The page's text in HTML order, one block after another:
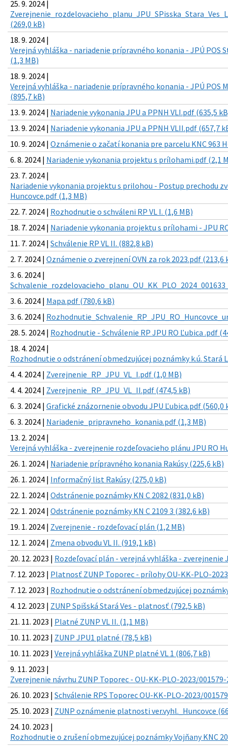
25. 9. 2024 |
(269,0 kB)
18. 9. 2024 |
Verejná vyhláška - nariadenie prípravného konania - JPÚ POS
(1,3 MB)
18. 9. 2024 |
Verejná vyhláška - nariadenie prípravného konania - JPÚ POS
(895,7 kB)
13. 9. 2024 | Nariadenie vykonania JPU a PPNH VLI.pdf (635,5
13. 9. 2024 | Nariadenie vykonania JPU a PPNH VLII.pdf (657,7
10. 9. 2024 | Oznámenie o začatí konania pre parcelu KNC 963
6. 8. 2024 | Nariadenie vykonania projektu s prílohami.pdf (2,1
23. 7. 2024 |
Nariadenie vykonania projektu s prilohou - Postup prechodu
Huncovce.pdf (1,3 MB)
22. 7. 2024 | Rozhodnutie o schváleni RP VL I. (1,6 MB)
18. 7. 2024 | Nariadenie vykonania projektu s prílohami - JPU
11. 7. 2024 | Schválenie RP VL II. (882,8 kB)
2. 7. 2024 | Oznámenie o zverejnení OVN za rok 2023.pdf (213,6
3. 6. 2024 |
3. 6. 2024 | Mapa.pdf (780,6 kB)
3. 6. 2024 |
28. 5. 2024 | Rozhodnutie - Schválenie RP JPU RO Ľubica .pdf
18. 4. 2024 |
Rozhodnutie o odstránení obmedzujúcej poznámky k.ú. Stará
4. 4. 2024 | Zverejnenie_RP_JPU_VL_I.pdf (1,0 MB)
4. 4. 2024 | Zverejnenie_RP_JPU_VL_II.pdf (474,5 kB)
6. 3. 2024 | Grafické znázornenie obvodu JPU Ľubica.pdf (560,0
6. 3. 2024 | Nariadenie_pripravneho_konania.pdf (1,3 MB)
13. 2. 2024 |
Verejná vyhláška - zverejnenie rozdeľovacieho plánu JPU RO
26. 1. 2024 | Nariadenie prípravného konania Rakúsy (225,6 kB)
26. 1. 2024 | Informačný list Rakúsy (275,0 kB)
22. 1. 2024 | Odstránenie poznámky KN C 2082 (831,0 kB)
22. 1. 2024 | Odstránenie poznámky KN C 2109 3 (382,6 kB)
19. 1. 2024 | Zverejnenie - rozdeľovací plán (1,2 MB)
12. 1. 2024 | Zmena obvodu VL II. (919,1 kB)
20. 12. 2023 | Rozdeľovací plán - verejná vyhláška - zverejnenie
7. 12. 2023 | Platnosť ZUNP Toporec - prílohy OU-KK-PLO-
7. 12. 2023 | Rozhodnutie o odstránení obmedzujúcej
4. 12. 2023 | ZUNP Spišská Stará Ves - platnosť (792,5 kB)
21. 11. 2023 | Platné ZUNP VL II. (1,1 MB)
10. 11. 2023 | ZUNP JPU1 platné (78,5 kB)
10. 11. 2023 | Verejná vyhláška ZUNP platné VL 1 (806,7 kB)
9. 11. 2023 |
Zverejnenie návrhu ZUNP Toporec - OU-KK-PLO-2023/
26. 10. 2023 | Schválenie RPS Toporec OU-KK-PLO-2023/
25. 10. 2023 | ZUNP oznámenie platnosti ver.vyhl._Huncovce
24. 10. 2023 |
Rozhodnutie o zrušení obmezujúcej poznámky Vojňany KNC